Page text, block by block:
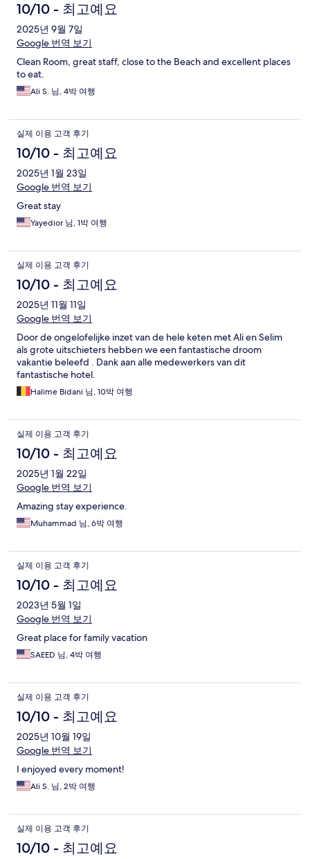
10/10 - 최고예요
2025년 9월 7일
Google 번역 보기
Clean Room, great staff, close to the Beach and excellent places
to eat.
Ali S. 님, 4박 여행
실제 이용 고객 후기
10/10 - 최고예요
2025년 1월 23일
Google 번역 보기
Great stay
Yayedior 님, 1박 여행
실제 이용 고객 후기
10/10 - 최고예요
2025년 11월 11일
Google 번역 보기
Door de ongelofelijke inzet van de hele keten met Ali en Selim
als grote uitschieters hebben we een fantastische droom
vakantie beleefd . Dank aan alle medewerkers van dit
fantastische hotel.
Halime Bidani 님, 10박 여행
실제 이용 고객 후기
10/10 - 최고예요
2025년 1월 22일
Google 번역 보기
Amazing stay experience.
Muhammad 님, 6박 여행
실제 이용 고객 후기
10/10 - 최고예요
2023년 5월 1일
Google 번역 보기
Great place for family vacation
SAEED 님, 4박 여행
실제 이용 고객 후기
10/10 - 최고예요
2025년 10월 19일
Google 번역 보기
I enjoyed every moment!
Ali S. 님, 2박 여행
실제 이용 고객 후기
10/10 - 최고예요